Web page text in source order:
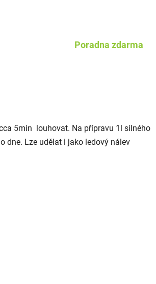
Poradna zdarma
5min louhovat. Na přípravu 1l silného
dne. Lze udělat i jako ledový nálev